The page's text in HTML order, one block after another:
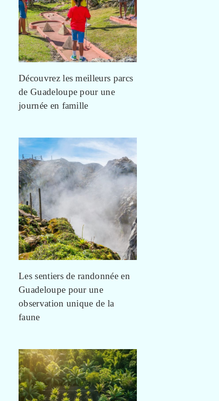
Découvrez les meilleurs parcs
de Guadeloupe pour une
journée en famille
Les sentiers de randonnée en
Guadeloupe pour une
observation unique de la
faune